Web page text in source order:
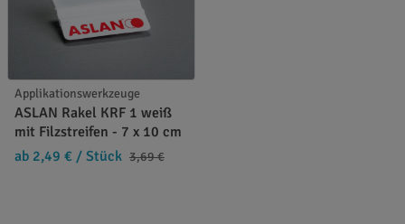
Applikationswerkzeuge
ASLAN Rakel KRF 1 weiß
mit Filzstreifen - 7 x 10 cm
ab 2,49 € / Stück 3,69 €